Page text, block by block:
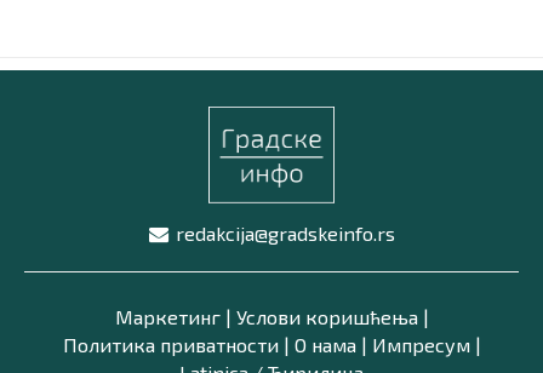
redakcija@gradskeinfo.rs
Маркетинг| Услови коришћења|
Политика приватности| О нама| Импресум|